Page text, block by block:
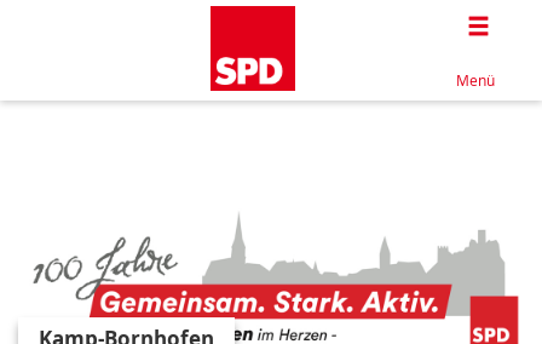
Menü
Kamp-Bornhofen